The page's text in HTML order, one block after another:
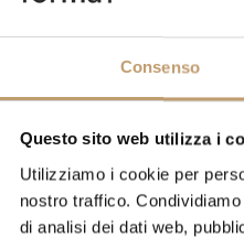
Consenso
Questo sito web utilizza i
Utilizziamo i cookie per
nostro traffico.
di analisi dei dati web,